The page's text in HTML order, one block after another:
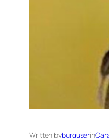
Written byburguserin